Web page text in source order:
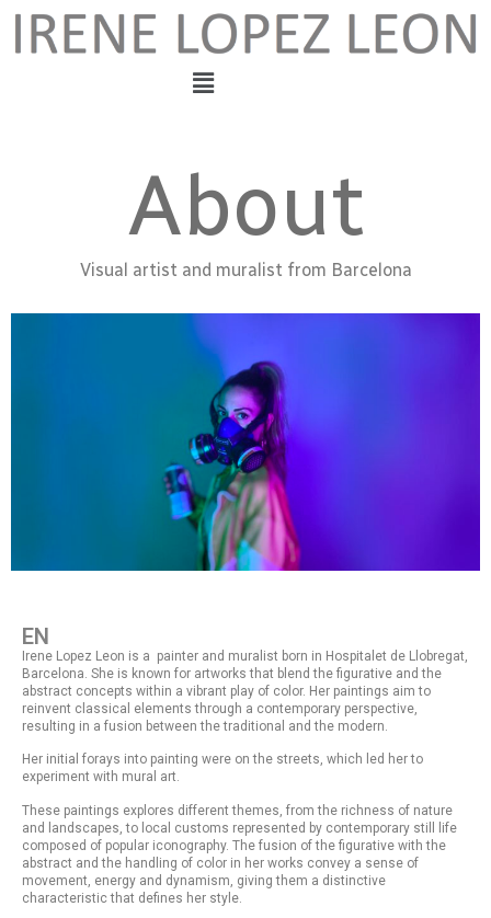
About
Visual artist and muralist from Barcelona
EN
Irene Lopez Leon is a painter and muralist born in Hospitalet de Llobregat,
Barcelona. She is known for artworks that blend the figurative and the
abstract concepts within a vibrant play of color. Her paintings aim to
reinvent classical elements through a contemporary perspective,
resulting in a fusion between the traditional and the modern.
Her initial forays into painting were on the streets, which led her to
experiment with mural art.
These paintings explores different themes, from the richness of nature
and landscapes, to local customs represented by contemporary still life
composed of popular iconography. The fusion of the figurative with the
abstract and the handling of color in her works convey a sense of
movement, energy and dynamism, giving them a distinctive
characteristic that defines her style.